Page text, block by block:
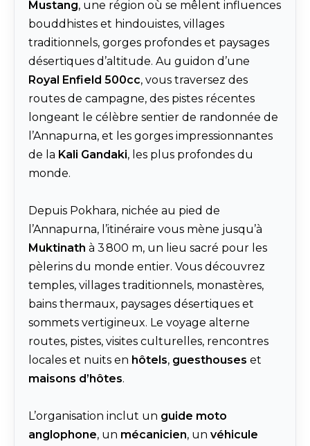
Mustang, une région où se mêlent influences
bouddhistes et hindouistes, villages
traditionnels, gorges profondes et paysages
désertiques d’altitude. Au guidon d’une
Royal Enfield 500cc, vous traversez des
routes de campagne, des pistes récentes
longeant le célèbre sentier de randonnée de
l’Annapurna, et les gorges impressionnantes
de la Kali Gandaki, les plus profondes du
monde.
Depuis Pokhara, nichée au pied de
l’Annapurna, l’itinéraire vous mène jusqu’à
Muktinath à 3 800 m, un lieu sacré pour les
pèlerins du monde entier. Vous découvrez
temples, villages traditionnels, monastères,
bains thermaux, paysages désertiques et
sommets vertigineux. Le voyage alterne
routes, pistes, visites culturelles, rencontres
locales et nuits en hôtels, guesthouses et
maisons d’hôtes.
L’organisation inclut un guide moto
anglophone, un mécanicien, un véhicule